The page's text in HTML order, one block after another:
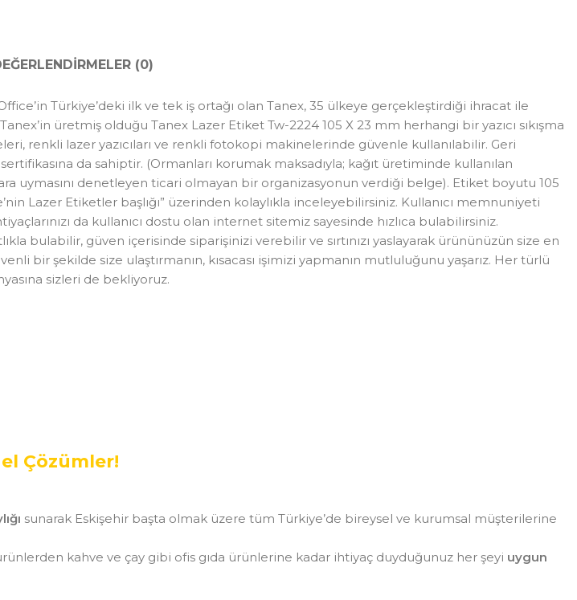
(0)
Türkiye’deki ilk ve tek iş ortağı olan Tanex, 35 ülkeye gerçekleştirdiği ihracat ile
üretmiş olduğu Tanex Lazer Etiket Tw-2224 105 X 23 mm herhangi bir yazıcı sıkışma
renkli lazer yazıcıları ve renkli fotokopi makinelerinde güvenle kullanılabilir. Geri
da sahiptir. (Ormanları korumak maksadıyla; kağıt üretiminde kullanılan
uymasını denetleyen ticari olmayan bir organizasyonun verdiği belge). Etiket boyutu 105
Lazer Etiketler başlığı” üzerinden kolaylıkla inceleyebilirsiniz. Kullanıcı memnuniyeti
da kullanıcı dostu olan internet sitemiz sayesinde hızlıca bulabilirsiniz.
bulabilir, güven içerisinde siparişinizi verebilir ve sırtınızı yaslayarak ürününüzün size en
bir şekilde size ulaştırmanın, kısacası işimizi yapmanın mutluluğunu yaşarız. Her türlü
sizleri de bekliyoruz.
Çözümler!
sunarak Eskişehir başta olmak üzere tüm Türkiye’de bireysel ve kurumsal müşterilerine
kahve ve çay gibi ofis gıda ürünlerine kadar ihtiyaç duyduğunuz her şeyi uygun